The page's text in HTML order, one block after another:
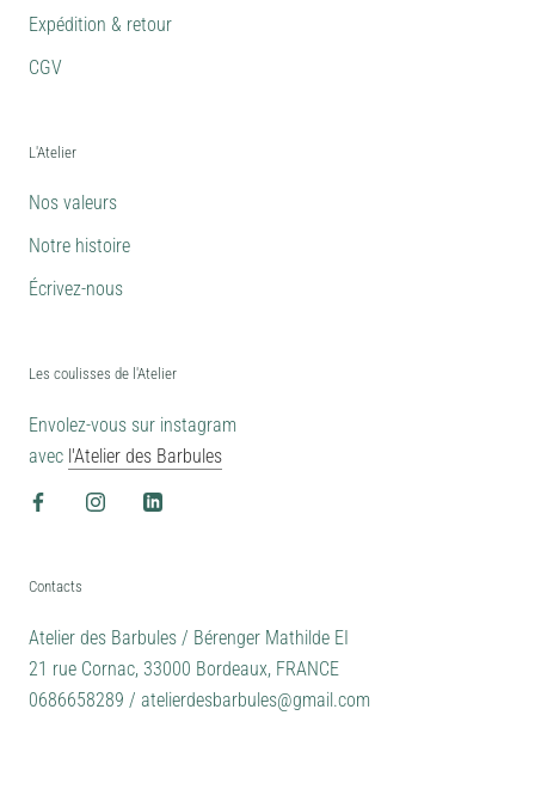
Expédition & retour
CGV
L'Atelier
Nos valeurs
Notre histoire
Écrivez-nous
Les coulisses de l'Atelier
Envolez-vous sur instagram
avec l'Atelier des Barbules
Contacts
Atelier des Barbules / Bérenger Mathilde EI
21 rue Cornac, 33000 Bordeaux, FRANCE
0686658289 / atelierdesbarbules@gmail.com